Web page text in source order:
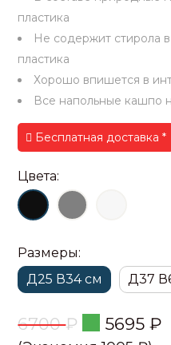
пластика
Не содержит стирола
пластика
Хорошо впишется в
Все напольные кашпо
Бесплатная доставка *
Цвета:
Размеры:
Д25 В34 см
Д37
6700₽ 5695₽